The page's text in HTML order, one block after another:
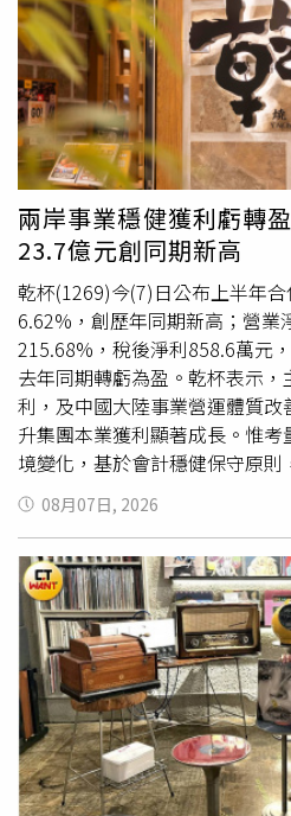
兩岸事業穩健獲利虧轉
23.7億元創同期新高
乾杯(1269)今(7)日公布上半年
6.62%，創歷年同期新高；營業
215.68%，稅後淨利858.6萬元
去年同期轉虧為盈。乾杯表示
利，及中國大陸事業營運體質
升集團本業獲利顯著成長。惟
境變化，基於會計穩健保守原
本期稅後獲利表現。乾杯台灣
20.19億元，年增9.4%，亦創歷
期及母親節等聚餐商機，加上
餐飲事業及外販事業同步成長
要動能。其中，在餐飲事業持
上半年完成「乾杯燒肉居酒屋
堂」品牌優化，透過產品與服
幕的「黑毛屋」台中漢神洲際
績第一門店；去年底開出的牛
亮眼，持續挹注集團營收，展
展望下半年營運，隨著暑假餐
庭聚餐與年輕消費族群需求可
08月07日, 2026